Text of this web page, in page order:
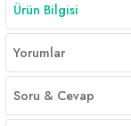
Ürün Bilgisi
Yorumlar
Soru & Cevap